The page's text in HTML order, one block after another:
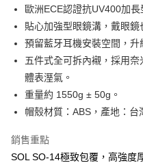
歐洲ECE認證抗UV400加長
貼心加強型眼鏡溝，戴眼鏡
預留藍牙耳機安裝空間，升
五件式全可拆內襯，採用
體表溼氣。
重量約 1550g ± 50g。
帽殼材質：ABS，產地：台
銷售重點
SOL SO-14極致包覆，高強度